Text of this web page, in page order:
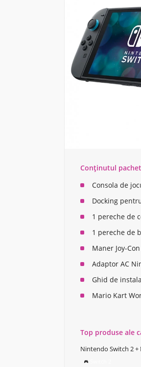
Conținutul
Consola de
Docking
1 pereche de
1 pereche de
Maner Joy-
Adaptor AC
Ghid de
Mario Kart
Top produse ale
Nintendo Switch 2